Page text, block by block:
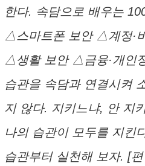
한다. 속담으로 배우는
△스마트폰 보안 △계정·
△생활 보안 △금융·개인
습관을 속담과 연결시켜
지 않다. 지키느냐, 안 지
나의 습관이 모두를 지킨
습관부터 실천해 보자. [